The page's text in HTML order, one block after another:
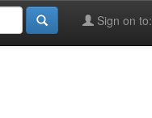
Sign on to: